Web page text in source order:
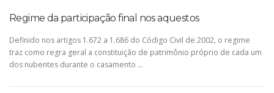
Regime da participação final nos aquestos
Definido nos artigos 1.672 a 1.686 do Código Civil de 2002, o regime
traz como regra geral a constituição de patrimônio próprio de cada um
dos nubentes durante o casamento …